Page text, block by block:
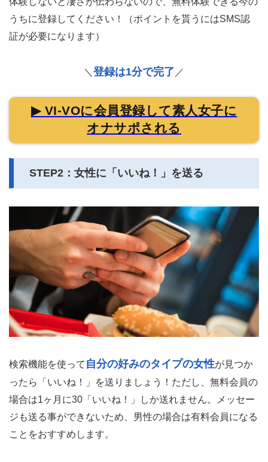
うちに登録してください！（ポイントを貰うにはSMS認
証が必要になります）
＼ 登録は1分で完了 ／
▶ VI-VOに会員登録して素人女子に
オナサポされる
STEP2：女性に「いいね！」を送る
検索機能を使って 自分の好みのタイプの女性が見つか
ったら「いいね！」を送りましょう！ただし、無料会員の
場合は1ヶ月に30「いいね！」しか送れません。メッセー
ジも送る事ができないため、男性の場合は有料会員になる
ことをおすすめします。